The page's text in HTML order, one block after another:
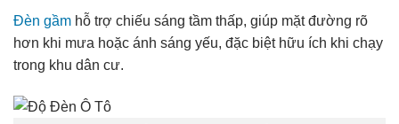
Đèn gầm hỗ trợ chiếu sáng tầm thấp, giúp mặt đường rõ
hơn khi mưa hoặc ánh sáng yếu, đặc biệt hữu ích khi chạy
trong khu dân cư.